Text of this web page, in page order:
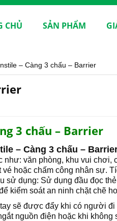
CHỦ SẢN PHẨM
– Càng 3 chấu – Barrier
3 chấu – Barrier
– Càng 3 chấu –
văn phòng, khu vui chơi,
hoặc chấm công nhân sự.
sử dụng: Sử dụng đầu đọc
kiểm soát an ninh chặt chẽ
sẽ được đẩy khi có người đi
nguồn điện hoặc khi không